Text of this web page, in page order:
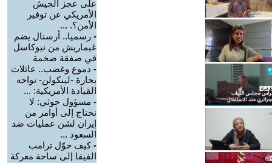
على عجز الجيش
الأمريكي عن توفير
الأمن؟. ...
- رسميا.. أرسنال يضم
غيماريش من نيوكاسل
في صفقة ضخمة
- دموع وغضب.. عائلات
بحارة -لينكولن- تواجه
القيادة الأمريكية: ...
- مسؤول حوثي: لا
نحتاج إلى أوامر من
إيران لشن عمليات ضد
السعود ...
-كيف حوّل ترامب
الفيفا إلى ساحة معركة